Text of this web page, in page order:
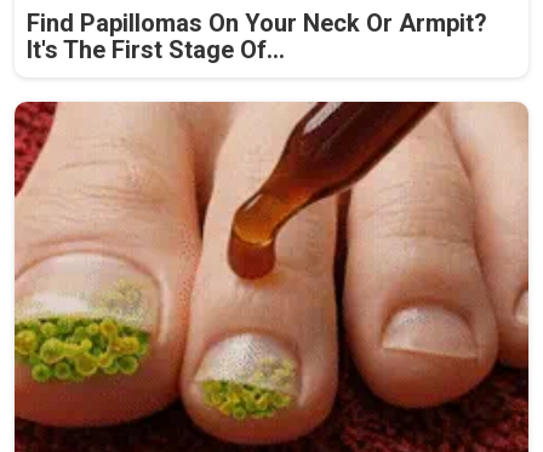
Find Papillomas On Your Neck Or Armpit?
It's The First Stage Of...